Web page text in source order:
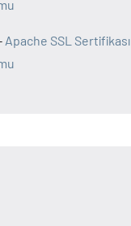
Apache SSL Sertifikası